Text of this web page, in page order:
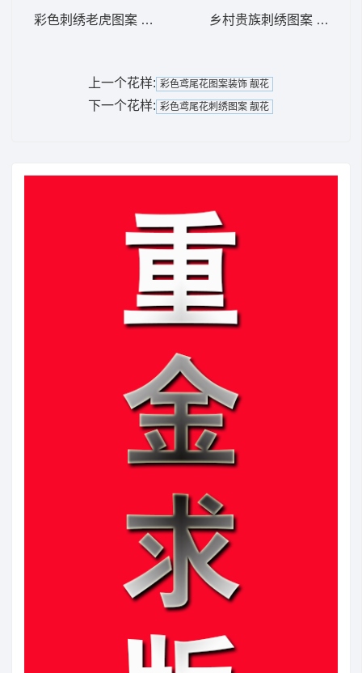
彩色刺绣老虎图案 老虎 乡村贵族刺绣图案 靓花
上一个花样: 彩色鸢尾花图案装饰 靓花
下一个花样: 彩色鸢尾花刺绣图案 靓花